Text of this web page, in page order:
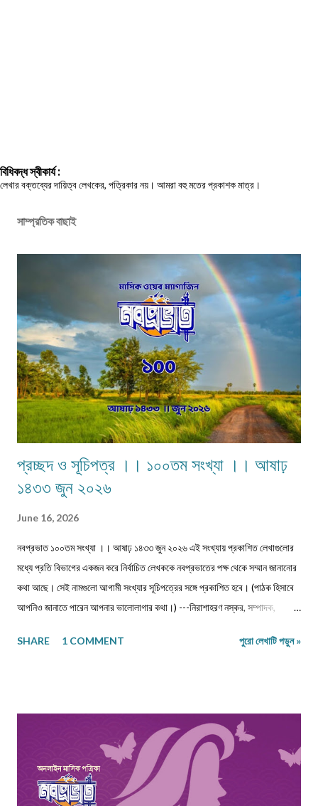
বিধিবদ্ধ স্বীকার্য :
লেখার বক্তব্যের দায়িত্ব লেখকের, পত্রিকার নয়। আমরা বহু মতের প্রকাশক মাত্র।
সাম্প্রতিক বাছাই
প্রচ্ছদ ও সূচিপত্র ।। ১০০তম সংখ্যা ।। আষাঢ়
১৪৩৩ জুন ২০২৬
June 16, 2026
নবপ্রভাত ১০০তম সংখ্যা ।। আষাঢ় ১৪৩৩ জুন ২০২৬ এই সংখ্যায় প্রকাশিত লেখাগুলোর
মধ্যে প্রতি বিভাগের একজন করে নির্বাচিত লেখককে নবপ্রভাতের পক্ষ থেকে সম্মান জানানোর
কথা আছে। সেই নামগুলো আগামী সংখ্যার সূচিপত্রের সঙ্গে প্রকাশিত হবে। (পাঠক হিসাবে
আপনিও জানাতে পারেন আপনার ভালোলাগার কথা।) ---নিরাশাহরণ নস্কর, সম্পাদক,
প্রবীণ জনগণ ।। শ্যামল হুদাতী একাকীত্বের ছাদ থেকে পতন : অনিক দত্ত ও মানুষের
।। সুমন বিপ্লব ফিচার ।। চা দিবস ।। অশোক বন্দ্যোপাধ্যায় ফিচার ।। বর্তমান
প্রেক্ষাপটে আন্তর্জাতিক জীববৈচিত্... রম্যনাটিকা ।। পাত্র দেখা ।। সুশীল বন্দ্যোপাধ্যায়
ভ্রমণকাহিনি মাজান্দারান: কাস্পিয়ান সাগরের তীর... ঝরণার গান শুনতে ।। ...
SHARE 1 COMMENT পুরো লেখাটি পড়ুন »